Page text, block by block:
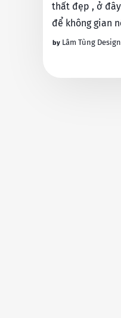
thất đẹp , ở
để không gian
ta chú…
Lâm Tùng